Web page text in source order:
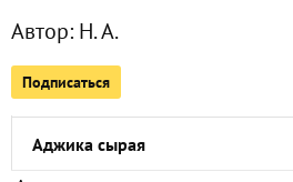
Автор: Н. А.
Подписаться
Твёрдый сычужный сыр
Горлодёр по-нашему
Аджика сырая